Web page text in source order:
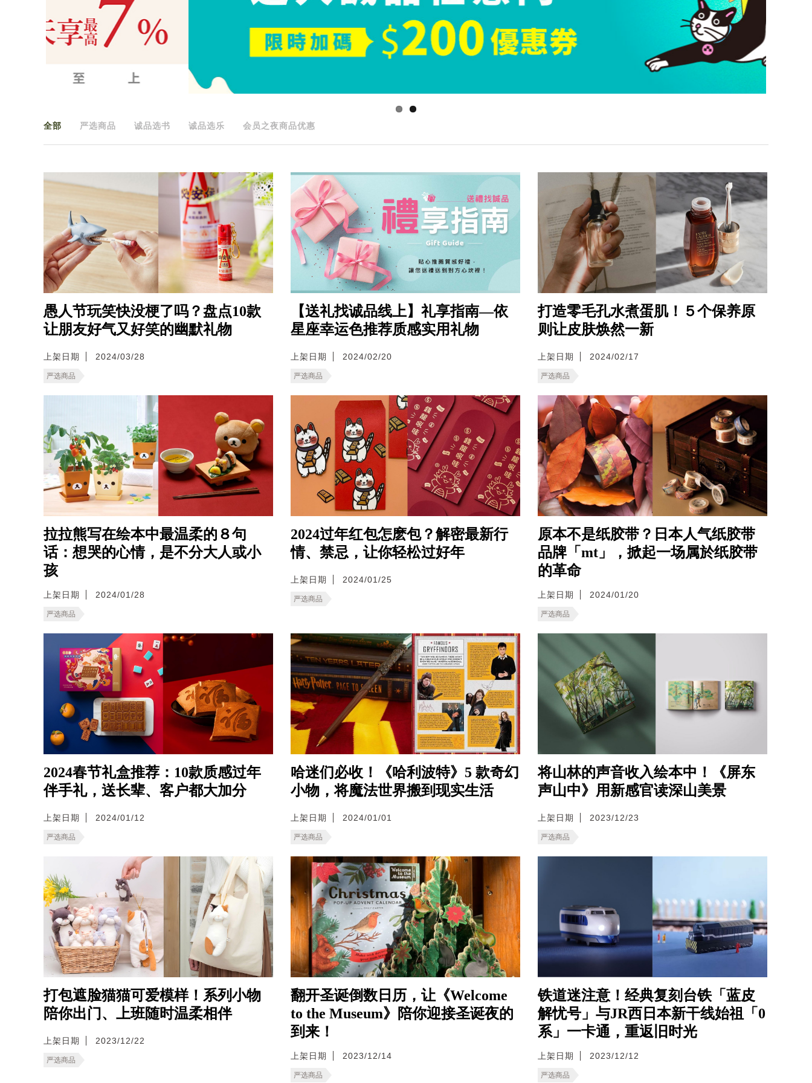
全部 严选商品 诚品选书 诚品选乐 会员之夜商品优惠
愚人节玩笑快没梗了吗？盘点10款
让朋友好气又好笑的幽默礼物
上架日期 2024/03/28
严选商品
【送礼找诚品线上】礼享指南—依
星座幸运色推荐质感实用礼物
上架日期 2024/02/20
严选商品
打造零毛孔水煮蛋肌！５个保养原
则让皮肤焕然一新
上架日期 2024/02/17
严选商品
拉拉熊写在绘本中最温柔的８句
话：想哭的心情，是不分大人或小
孩
上架日期 2024/01/28
严选商品
2024过年红包怎麽包？解密最新行
情、禁忌，让你轻松过好年
上架日期 2024/01/25
严选商品
原本不是纸胶带？日本人气纸胶带
品牌「mt」，掀起一场属於纸胶带
的革命
上架日期 2024/01/20
严选商品
2024春节礼盒推荐：10款质感过年
伴手礼，送长辈、客户都大加分
上架日期 2024/01/12
严选商品
哈迷们必收！《哈利波特》5 款奇幻
小物，将魔法世界搬到现实生活
上架日期 2024/01/01
严选商品
将山林的声音收入绘本中！《屏东
声山中》用新感官读深山美景
上架日期 2023/12/23
严选商品
打包遮脸猫猫可爱模样！系列小物
陪你出门、上班随时温柔相伴
上架日期 2023/12/22
严选商品
翻开圣诞倒数日历，让《Welcome
to the Museum》陪你迎接圣诞夜的
到来！
上架日期 2023/12/14
严选商品
铁道迷注意！经典复刻台铁「蓝皮
解忧号」与JR西日本新干线始祖「0
系」一卡通，重返旧时光
上架日期 2023/12/12
严选商品